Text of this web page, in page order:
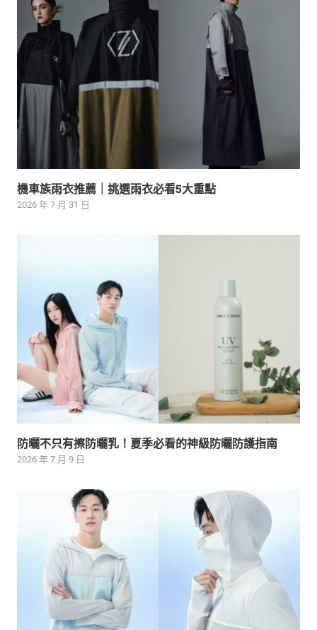
機車族雨衣推薦｜挑選雨衣必看5大重點
2026 年 7 月 31 日
防曬不只有擦防曬乳！夏季必看的神級防曬防護指南
2026 年 7 月 9 日